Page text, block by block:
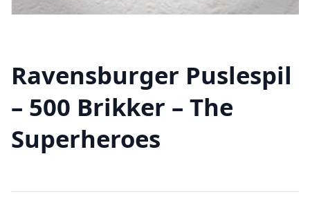
Ravensburger Puslespil
– 500 Brikker – The
Superheroes